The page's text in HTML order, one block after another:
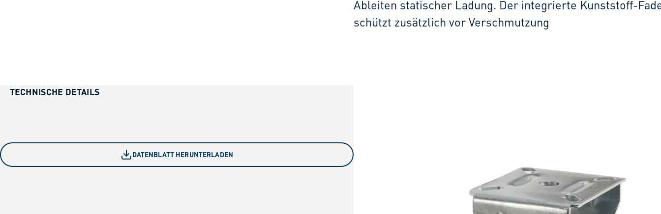
Ableiten statischer Ladung. Der integrierte Kunststoff-
schützt zusätzlich vor Verschmutzung
TECHNISCHE DETAILS
DATENBLATT HERUNTERLADEN